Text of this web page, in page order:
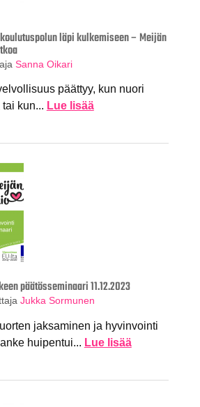
läpi kulkemiseen – Meijän
Sanna Oikari
päättyy, kun nuori
kun... Lue lisää
päätösseminaari 11.12.2023
Jukka Sormunen
jaksaminen ja hyvinvointi
huipentui... Lue lisää